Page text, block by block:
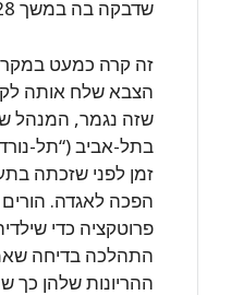
שדבקה בה במשך 28 שנים.
זה קרה כמעט
הצבא שלח אותה
שזה נגמר, המנהל
בתל-אביב (“תל-
זמן לפני שזכתה
הפכה לאגדה.
פרוטקציה כדי
התהלכה בדיחה
ההריונות שלהן כך